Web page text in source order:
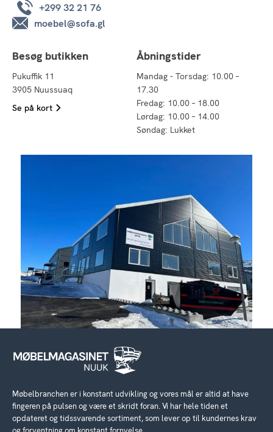
+299 32 21 76
moebel@sofa.gl
Besøg butikken
Pukuffik 11
3905 Nuussuaq
Se på kort
Åbningstider
Mandag - Torsdag: 10.00 –
17.30
Fredag: 10.00 – 18.00
Lørdag: 10.00 – 14.00
Søndag: Lukket
Møbelbranchen er i konstant udvikling og vores mål er altid at have
fingeren på pulsen og være et skridt foran. Vi har hele tiden et
opdateret og tidssvarende sortiment, som lever op til kundernes krav